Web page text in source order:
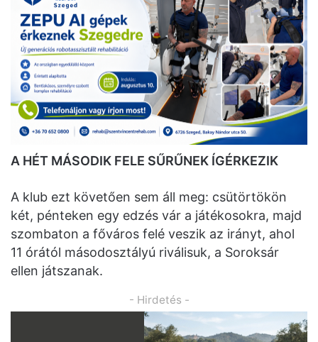
A HÉT MÁSODIK FELE SŰRŰNEK ÍGÉRKEZIK
A klub ezt követően sem áll meg: csütörtökön
két, pénteken egy edzés vár a játékosokra, majd
szombaton a főváros felé veszik az irányt, ahol
11 órától másodosztályú riválisuk, a Soroksár
ellen játszanak.
- Hirdetés -